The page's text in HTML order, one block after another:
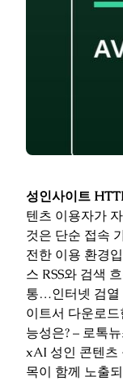
성인사이트
텐츠 이용자가
것은 단순 접속
전한 이용 환경
스 RSS와 검색
통…인터넷 검열
이트서 다운로
능성은? – 로톡뉴
xAI 성인 콘텐츠
목이 함께 노출